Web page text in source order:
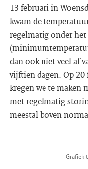
13 februari in
kwam de
regelmatig onder het
dan ook niet veel af
vijftien dagen. Op 20
kregen we te maken
met regelmatig
meestal boven
Grafiek